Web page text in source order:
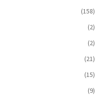
(158)
(2)
(2)
(21)
(15)
(9)